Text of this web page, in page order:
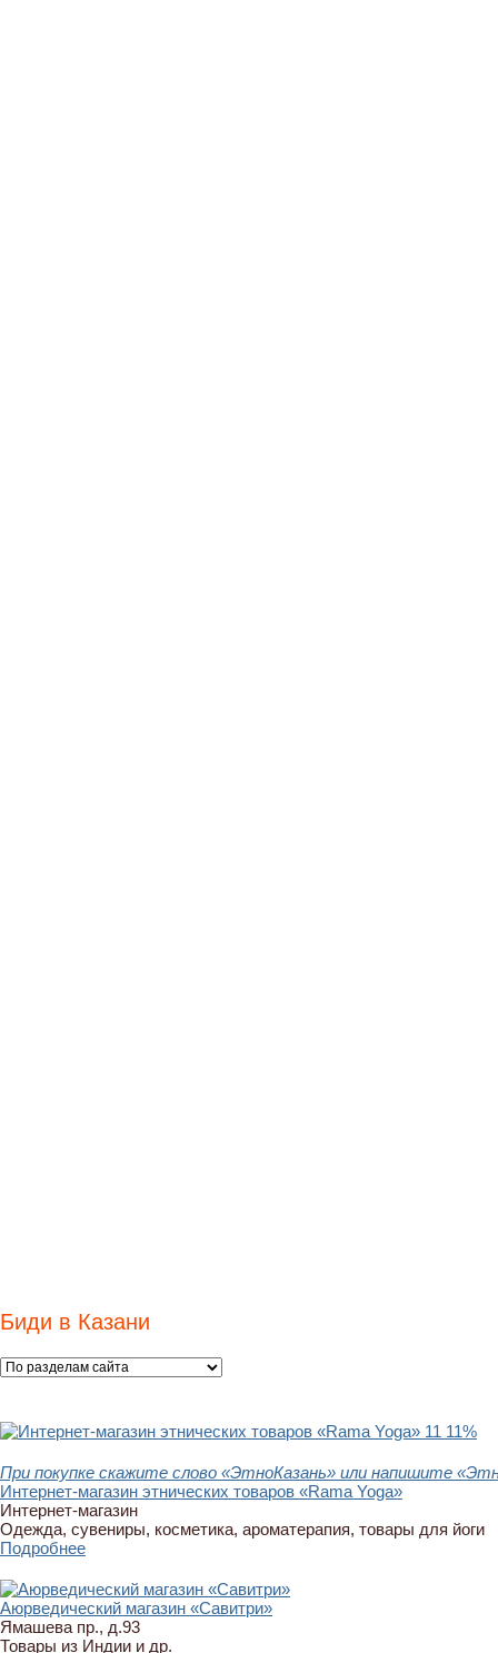
Биди в Казани
11 11%
При покупке скажите слово «ЭтноКазань» или напишите
Интернет-магазин этнических товаров «Rama Yoga»
Интернет-магазин
Одежда, сувениры, косметика, ароматерапия, товары для йоги
Подробнее
Аюрведический магазин «Савитри»
Ямашева пр., д.93
Товары из Индии и др.